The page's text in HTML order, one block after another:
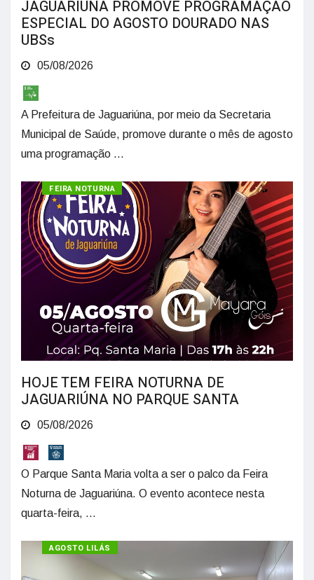
JAGUARIÚNA PROMOVE PROGRAMAÇÃO
ESPECIAL DO AGOSTO DOURADO NAS
UBSs
05/08/2026
A Prefeitura de Jaguariúna, por meio da Secretaria
Municipal de Saúde, promove durante o mês de agosto
uma programação ...
CULTURA
FEIRA NOTURNA
HOJE TEM FEIRA NOTURNA DE
JAGUARIÚNA NO PARQUE SANTA
05/08/2026
O Parque Santa Maria volta a ser o palco da Feira
Noturna de Jaguariúna. O evento acontece nesta
quarta-feira, ...
AGOSTO LILÁS